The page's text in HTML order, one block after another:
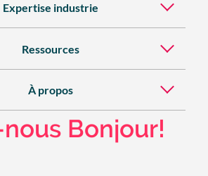
Expertise industrie
Ressources
À propos
Bonjour!